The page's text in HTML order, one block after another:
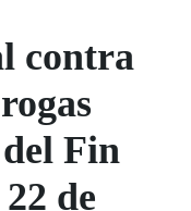
contra
Fin
de